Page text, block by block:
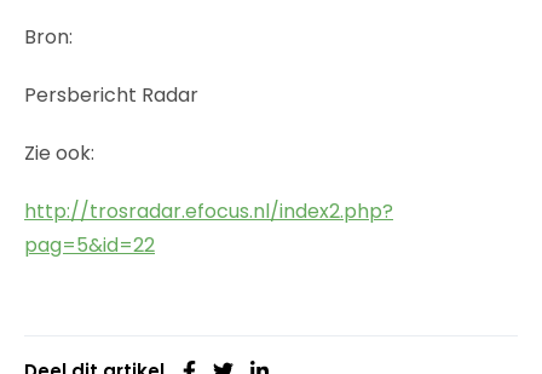
Bron:
Persbericht Radar
Zie ook:
http://trosradar.efocus.nl/index2.php?
pag=5&id=22